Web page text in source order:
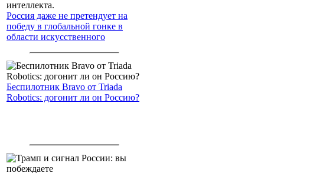
Россия даже не претендует на
победу в глобальной гонке в
области искусственного
Беспилотник Bravo от Triada
Robotics: догонит ли он Россию?